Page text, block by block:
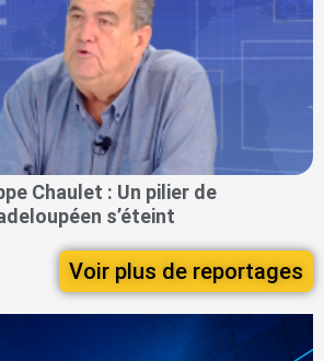
Chaulet : Un pilier de
s’éteint
Voir plus de reportages